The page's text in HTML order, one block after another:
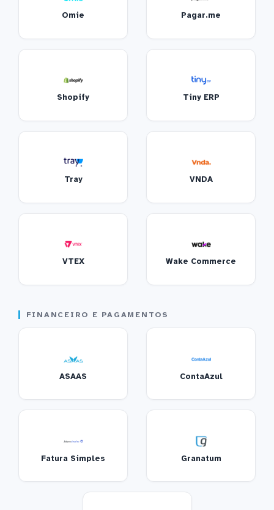
Omie Pagar.me
Shopify Tiny ERP
Tray VNDA
VTEX Wake Commerce
FINANCEIRO E PAGAMENTOS
ASAAS ContaAzul
Fatura Simples Granatum